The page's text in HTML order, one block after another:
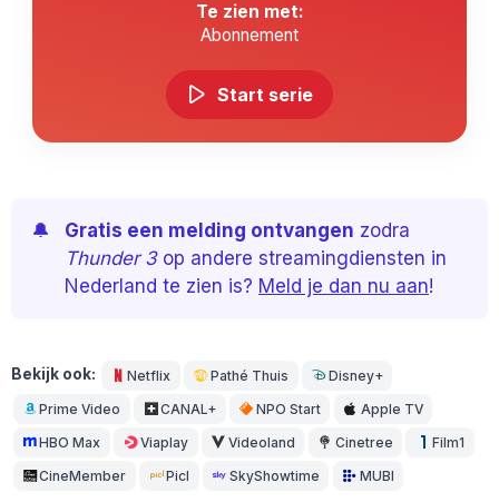
Te zien met:
Abonnement
Start serie
🔔 Gratis een melding ontvangen zodra
Thunder 3op andere streamingdiensten in
Nederland te zien is? Meld je dan nu aan!
Bekijk ook: Netflix Pathé Thuis Disney+
Prime Video CANAL+ NPO Start Apple TV
HBO Max Viaplay Videoland Cinetree Film1
CineMember Picl SkyShowtime MUBI